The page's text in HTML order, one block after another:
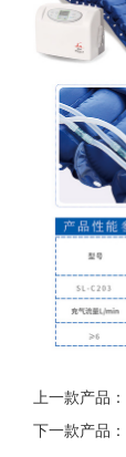
上一款产品：
下一款产品：